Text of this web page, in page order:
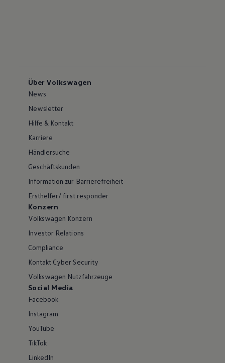
Über Volkswagen
News
Newsletter
Hilfe & Kontakt
Karriere
Händlersuche
Geschäftskunden
Information zur Barrierefreiheit
Ersthelfer/ first responder
Konzern
Volkswagen Konzern
Investor Relations
Compliance
Kontakt Cyber Security
Volkswagen Nutzfahrzeuge
Social Media
Facebook
Instagram
YouTube
TikTok
LinkedIn